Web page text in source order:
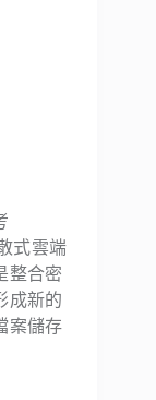
式雲端
整合密
成新的
案儲存